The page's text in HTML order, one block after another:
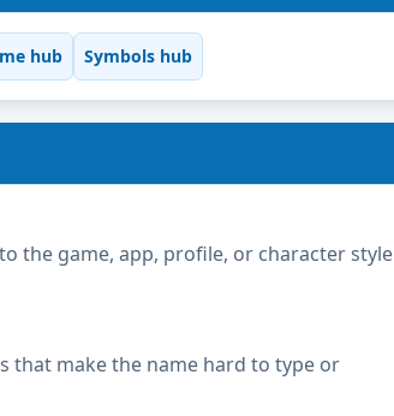
hub Symbols hub
the game, app, profile, or character style
that make the name hard to type or